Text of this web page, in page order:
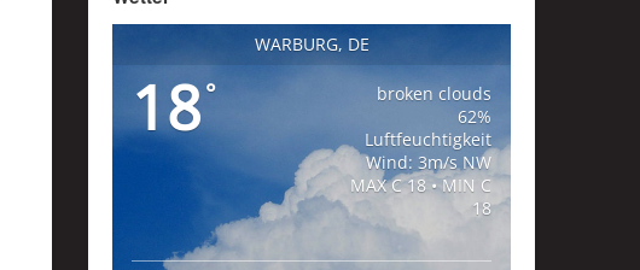
WARBURG, DE
18°
broken clouds
62%
Luftfeuchtigkeit
Wind: 3m/s NW
MAX C 18 • MIN C
18